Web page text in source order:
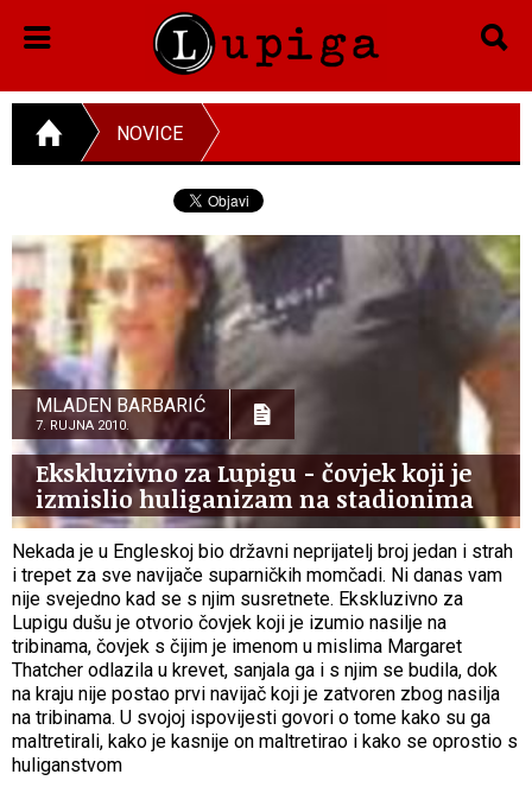
NOVICE
MLADEN BARBARIĆ
7. RUJNA 2010.
Ekskluzivno za Lupigu - čovjek koji je
izmislio huliganizam na stadionima
Nekada je u Engleskoj bio državni neprijatelj broj jedan i strah
i trepet za sve navijače suparničkih momčadi. Ni danas vam
nije svejedno kad se s njim susretnete. Ekskluzivno za
Lupigu dušu je otvorio čovjek koji je izumio nasilje na
tribinama, čovjek s čijim je imenom u mislima Margaret
Thatcher odlazila u krevet, sanjala ga i s njim se budila, dok
na kraju nije postao prvi navijač koji je zatvoren zbog nasilja
na tribinama. U svojoj ispovijesti govori o tome kako su ga
maltretirali, kako je kasnije on maltretirao i kako se oprostio s
huliganstvom